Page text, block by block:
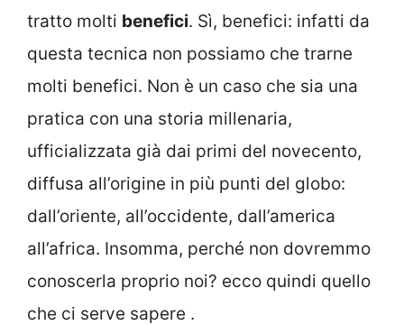
tratto molti benefici. Sì, benefici: infatti da
questa tecnica non possiamo che trarne
molti benefici. Non è un caso che sia una
pratica con una storia millenaria,
ufficializzata già dai primi del novecento,
diffusa all’origine in più punti del globo:
dall’oriente, all’occidente, dall’america
all’africa. Insomma, perché non dovremmo
conoscerla proprio noi? ecco quindi quello
che ci serve sapere .